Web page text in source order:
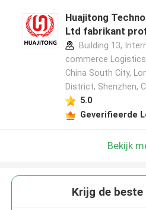
Huajitong
Ltd fabrikant
Building 13,
commerce Logistics
China South City,
District, Shenzhen,
5.0
Geverifieerde
Bekijk
Krijg de